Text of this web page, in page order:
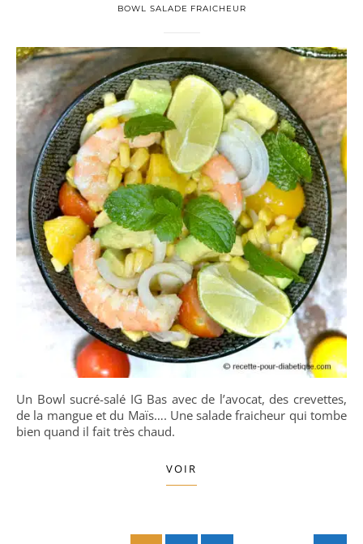
BOWL SALADE FRAICHEUR
Un Bowl sucré-salé IG Bas avec de l’avocat, des crevettes,
de la mangue et du Maïs…. Une salade fraicheur qui tombe
bien quand il fait très chaud.
VOIR